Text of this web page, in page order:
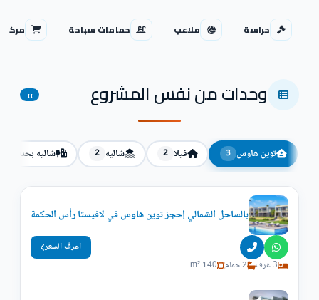
حراسة ملاعب حمامات سباحة مركز
وحدات من نفس المشروع 11
توين هاوس 3 فيلا 2 شاليه 2 شاليه بحديقة
بالساحل الشمالي إحجز توين هاوس في لافيستا رأس الحكمة
3 غرف 2 حمام 140 m²
اعرف السعر